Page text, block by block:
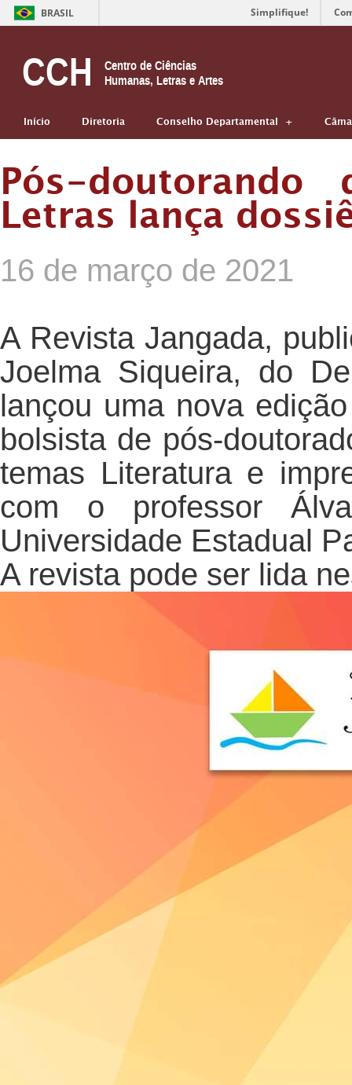
BRASIL Simplifique!
CCH
Centro de Ciências
Humanas, Letras e Artes
Início Diretoria Conselho Departamental
Pós-
Letras lança
16 de março de 2021
A Revista Jangada,
Joelma Siqueira, do
lançou uma nova
bolsista de pós-
temas Literatura e
com o professor
Universidade Estadual
A revista pode ser lida